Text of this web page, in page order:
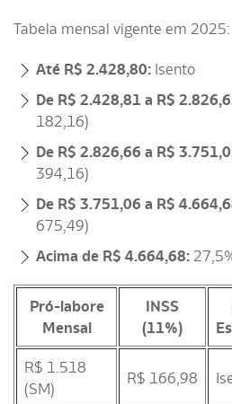
Tabela mensal vigente em 2025:
Até R$ 2.428,80: Isento
De R$ 2.428,81 a R$
182,16)
De R$ 2.826,66 a R$
394,16)
De R$ 3.751,06 a R$
675,49)
Acima de R$ 4.664,68:
Pró-labore
Mensal
INSS
(11%)
R$ 1.518
(SM)
R$ 166,98